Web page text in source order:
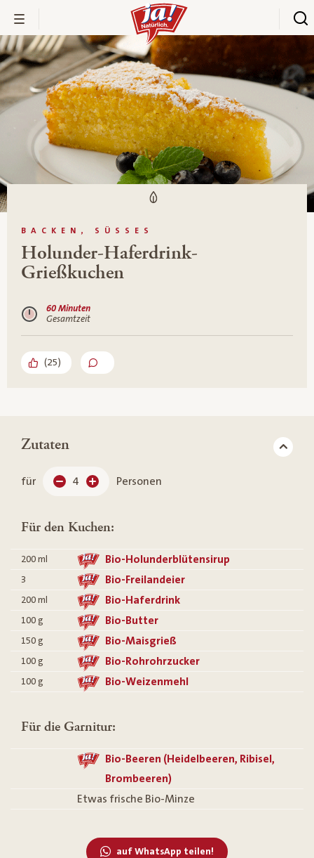
BACKEN, SÜSSES
Holunder-Haferdrink-
Grießkuchen
60 Minuten
Gesamtzeit
(25)
Zutaten
für 4 Personen
Für den Kuchen:
200 ml Bio-Holunderblütensirup
3 Bio-Freilandeier
200 ml Bio-Haferdrink
100 g Bio-Butter
150 g Bio-Maisgrieß
100 g Bio-Rohrohrzucker
100 g Bio-Weizenmehl
Für die Garnitur:
Bio-Beeren (Heidelbeeren, Ribisel,
Brombeeren)
Etwas frische Bio-Minze
auf WhatsApp teilen!